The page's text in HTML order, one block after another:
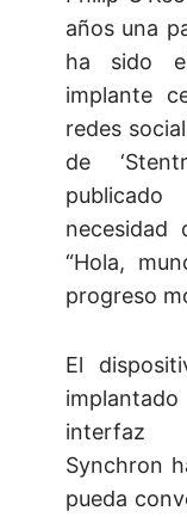
años una
ha sido
implante
redes
de
necesidad
“Hola,
progreso
El
interfaz
Synchron
pueda